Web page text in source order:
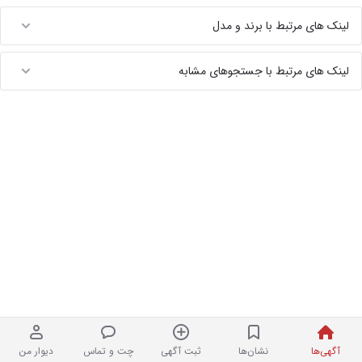
آگهی‌ها نشان‌ها ثبت آگهی چت و تماس دیوار من
لینک های مرتبط با برند و مدل
لینک های مرتبط با جستجوهای مشابه